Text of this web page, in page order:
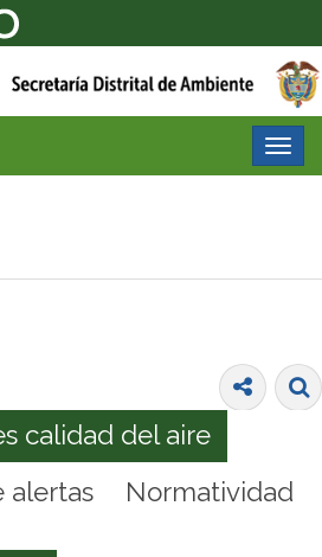
calidad del aire
alertas
Normatividad